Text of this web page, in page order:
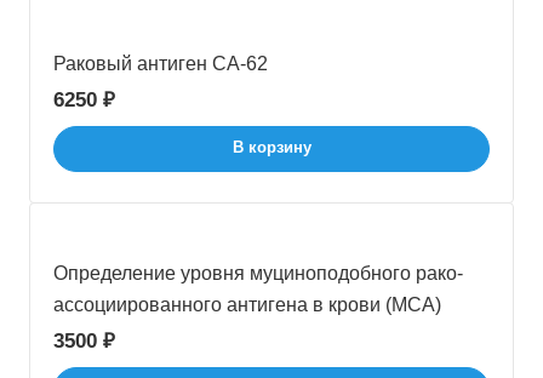
Раковый антиген СА-62
6250 ₽
В корзину
Определение уровня муциноподобного рако-
ассоциированного антигена в крови (MCA)
3500 ₽